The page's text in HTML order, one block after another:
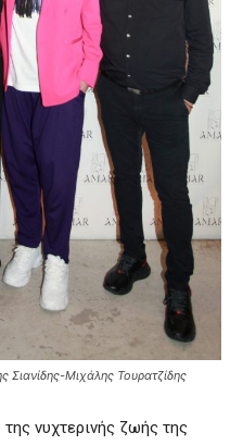
Σιανίδης-Μιχάλης Τουρατζίδης
νυχτερινής ζωής της